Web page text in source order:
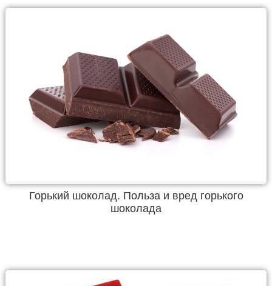
Горький шоколад. Польза и вред горького
шоколада